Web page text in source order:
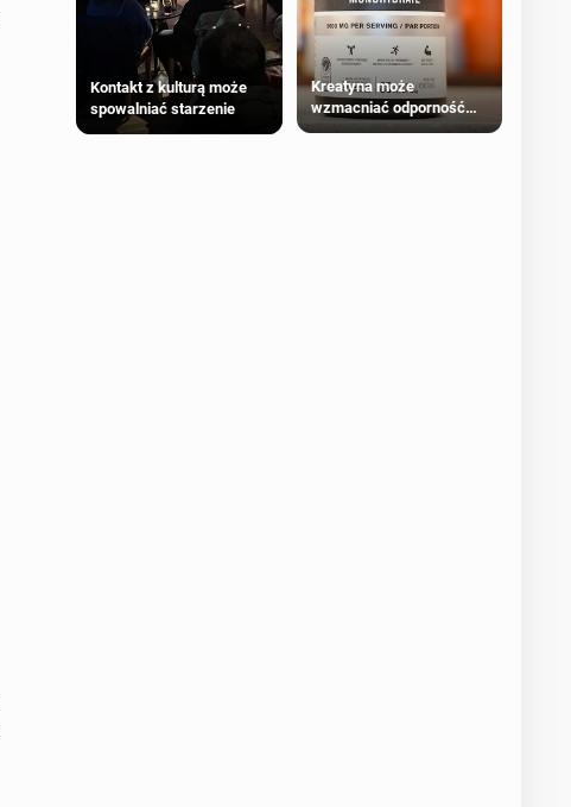
Kontakt z kulturą może
spowalniać starzenie
Kreatyna może
wzmacniać odporność
przeciw nowotworom